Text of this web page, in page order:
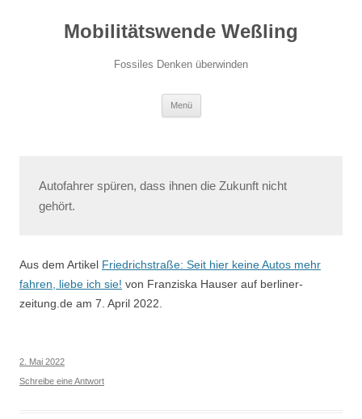
Mobilitätswende Weßling
Fossiles Denken überwinden
Menü
Autofahrer spüren, dass ihnen die Zukunft nicht
gehört.
Aus dem Artikel Friedrichstraße: Seit hier keine Autos mehr
fahren, liebe ich sie! von Franziska Hauser auf berliner-
zeitung.de am 7. April 2022.
2. Mai 2022
Schreibe eine Antwort